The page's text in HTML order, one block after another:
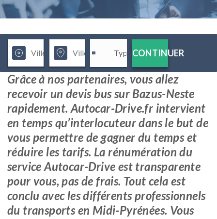
CONTINUER
Grâce à nos partenaires, vous allez
recevoir un devis bus sur Bazus-Neste
rapidement. Autocar-Drive.fr intervient
en temps qu’interlocuteur dans le but de
vous permettre de gagner du temps et
réduire les tarifs. La rénumération du
service Autocar-Drive est transparente
pour vous, pas de frais. Tout cela est
conclu avec les différents professionnels
du transports en Midi-Pyrénées. Vous